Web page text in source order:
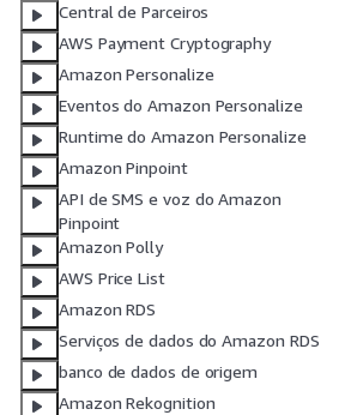
Central de Parceiros
AWS Payment Cryptography
Amazon Personalize
Eventos do Amazon Personalize
Runtime do Amazon Personalize
Amazon Pinpoint
API de SMS e voz do Amazon
Pinpoint
Amazon Polly
AWS Price List
Amazon RDS
Serviços de dados do Amazon RDS
banco de dados de origem
Amazon Rekognition